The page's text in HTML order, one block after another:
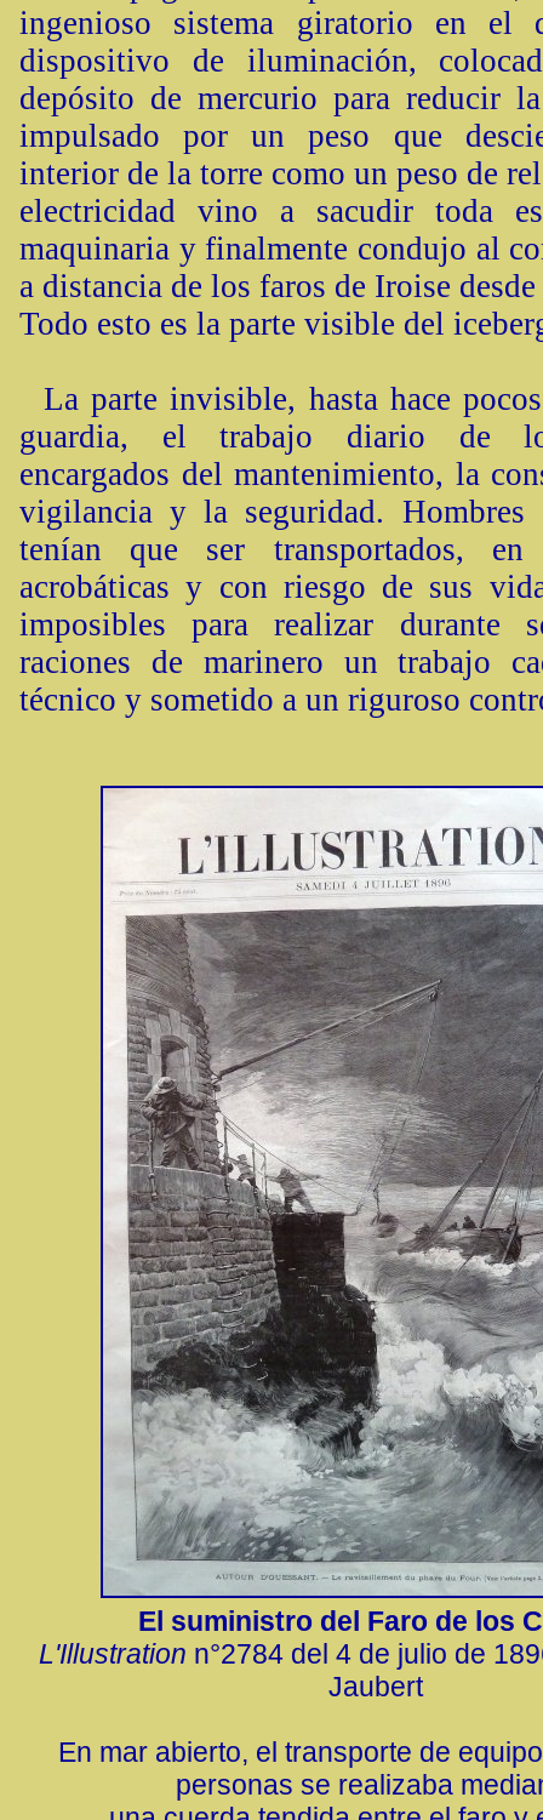
ingenioso sistema giratorio en el
dispositivo de iluminación,
depósito de mercurio para reducir
impulsado por un peso que
interior de la torre como un peso de
electricidad vino a sacudir toda
maquinaria y finalmente condujo al
a distancia de los faros de Iroise desde
Todo esto es la parte visible del
La parte invisible, hasta hace
guardia, el trabajo diario de
encargados del mantenimiento, la
vigilancia y la seguridad. Hombres
tenían que ser transportados, en
acrobáticas y con riesgo de sus
imposibles para realizar durante
raciones de marinero un trabajo
técnico y sometido a un riguroso
El suministro del Faro de los
L'Illustration n°2784 del 4 de julio de
Jaubert
En mar abierto, el transporte de
personas se realizaba